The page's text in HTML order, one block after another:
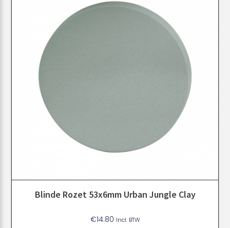
Blinde Rozet 53x6mm Urban Jungle Clay
€14.80 Incl. BTW